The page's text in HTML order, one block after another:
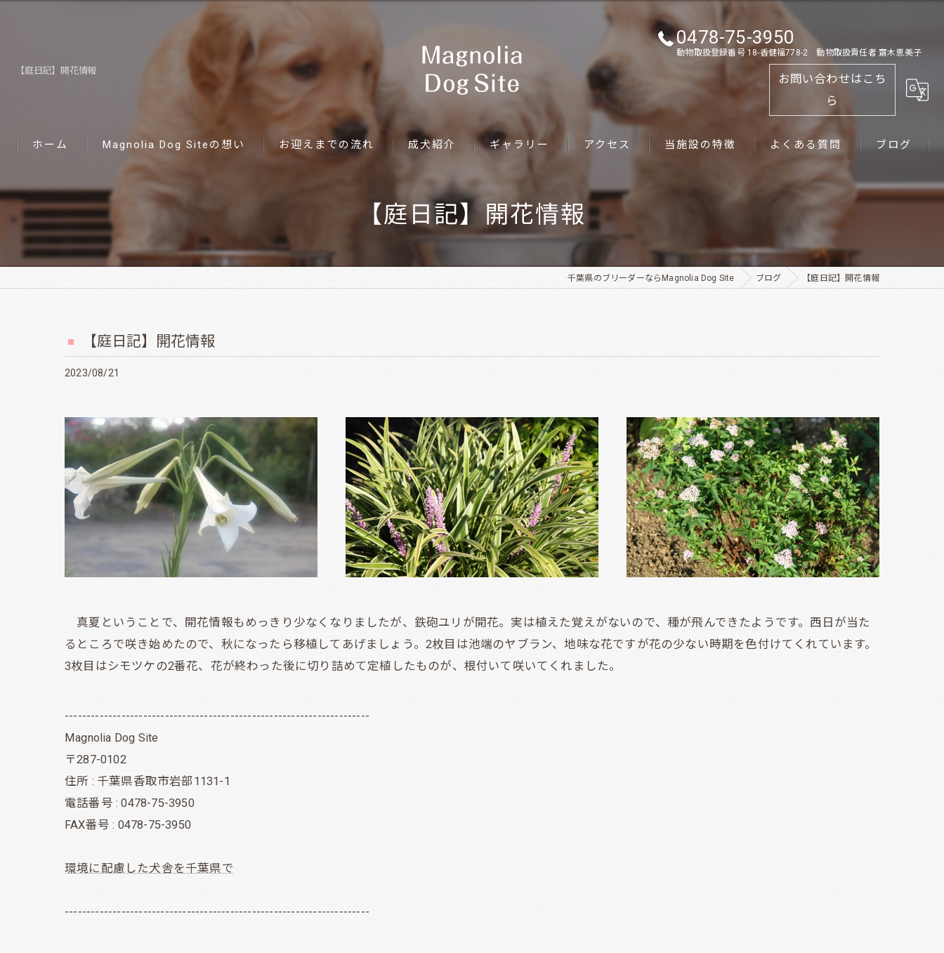
【庭日記】開花情報
0478-75-3950
動物取扱登録番号 18-香健福778-2 動物取扱責任者 齋木恵美子
お問い合わせはこち
ら
ホーム Magnolia Dog Siteの想い お迎えまでの流れ 成犬紹介 ギャラリー アクセス 当施設の特徴
犬舎
よくある質問 ブログ
【庭日記】開花情報
千葉県のブリーダーならMagnolia Dog Site ブログ 【庭日記】開花情報
【庭日記】開花情報
2023/08/21
真夏ということで、開花情報もめっきり少なくなりましたが、鉄砲ユリが開花。実は植えた覚えがないので、種が飛んできたようです。西日が当た
るところで咲き始めたので、秋になったら移植してあげましょう。2枚目は池端のヤブラン、地味な花ですが花の少ない時期を色付けてくれています。
3枚目はシモツケの2番花、花が終わった後に切り詰めて定植したものが、根付いて咲いてくれました。
----------------------------------------------------------------------
Magnolia Dog Site
〒287-0102
住所 : 千葉県香取市岩部1131-1
電話番号 : 0478-75-3950
FAX番号 : 0478-75-3950
環境に配慮した犬舎を千葉県で
----------------------------------------------------------------------